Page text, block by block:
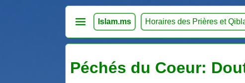
Islam.ms Horaires des Prières et
Péchés du Coeur: